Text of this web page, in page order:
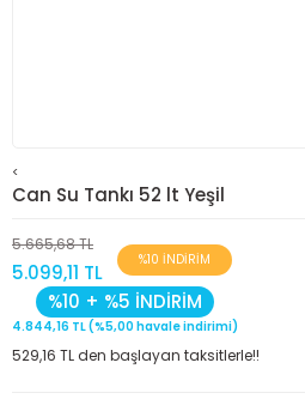
<
Can Su Tankı 52 lt Yeşil
5.665,68 TL
5.099,11 TL
%10 İNDİRİM
%10 + %5 İNDİRİM
4.844,16 TL (%5,00 havale indirimi)
529,16 TL den başlayan taksitlerle!!